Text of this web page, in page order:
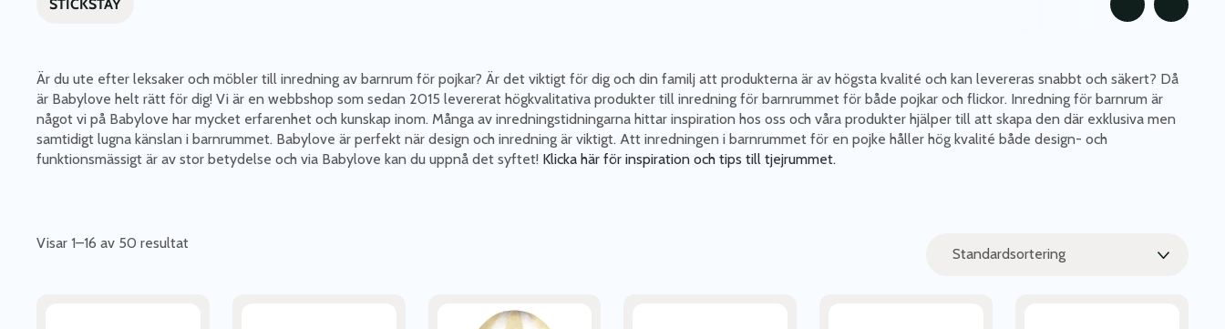
STICKSTAY
Är du ute efter leksaker och möbler till inredning av barnrum för pojkar? Är det viktigt för dig och din familj att produkterna är av högsta kvalité och kan levereras snabbt och säkert? Då
är Babylove helt rätt för dig! Vi är en webbshop som sedan 2015 levererat högkvalitativa produkter till inredning för barnrummet för både pojkar och flickor. Inredning för barnrum är
något vi på Babylove har mycket erfarenhet och kunskap inom. Många av inredningstidningarna hittar inspiration hos oss och våra produkter hjälper till att skapa den där exklusiva men
samtidigt lugna känslan i barnrummet. Babylove är perfekt när design och inredning är viktigt. Att inredningen i barnrummet för en pojke håller hög kvalité både design- och
funktionsmässigt är av stor betydelse och via Babylove kan du uppnå det syftet! Klicka här för inspiration och tips till tjejrummet.
Visar 1–16 av 50 resultat